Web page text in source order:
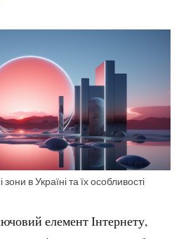
в Україні та їх особливості
елемент Інтернету,